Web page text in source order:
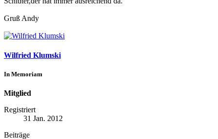
Gruß Andy
Wilfried Klumski
In Memoriam
Mitglied
Registriert
31 Jan. 2012
Beiträge